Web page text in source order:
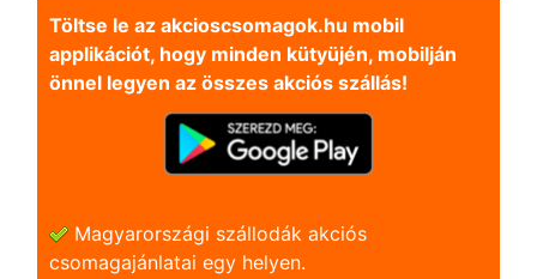
Töltse le az akcioscsomagok.hu mobil
applikációt, hogy minden kütyüjén, mobilján
önnel legyen az összes akciós szállás!
Magyarországi szállodák akciós
csomagajánlatai egy helyen.